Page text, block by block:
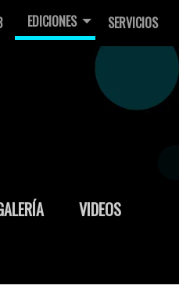
EDICIONES SERVICIOS
VIDEOS